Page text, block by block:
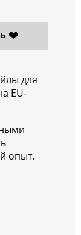
❤️
для
EU-
опыт.